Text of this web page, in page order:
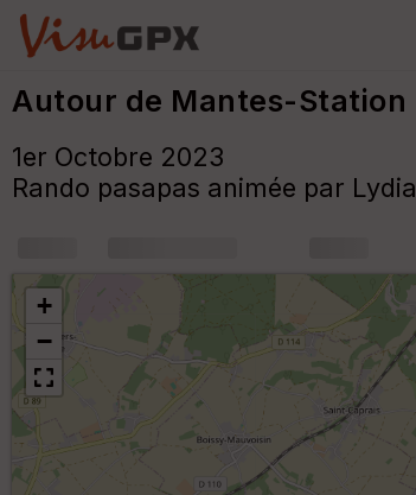
Autour de Mantes-Station
1er Octobre 2023
Rando pasapas animée par Lydia
+
−